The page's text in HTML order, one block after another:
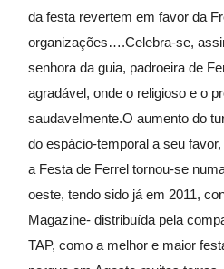
da festa revertem em favor da
organizações….Celebra-se,
senhora da guia, padroeira de
agradável, onde o religioso e o
saudavelmente.O aumento do
do espácio-temporal a seu
a Festa de Ferrel tornou-se
oeste, tendo sido já em 2011,
Magazine- distribuída pela
TAP, como a melhor e maior